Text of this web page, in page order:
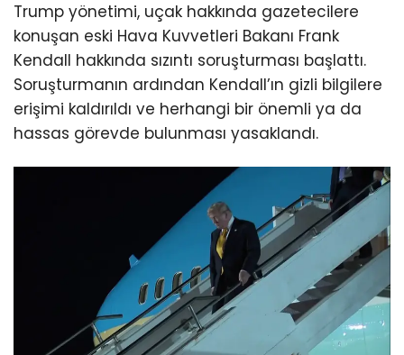
Trump yönetimi, uçak hakkında gazetecilere
konuşan eski Hava Kuvvetleri Bakanı Frank
Kendall hakkında sızıntı soruşturması başlattı.
Soruşturmanın ardından Kendall’ın gizli bilgilere
erişimi kaldırıldı ve herhangi bir önemli ya da
hassas görevde bulunması yasaklandı.